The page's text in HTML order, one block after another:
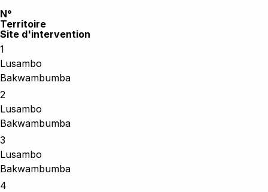
N°
Territoire
Site d'intervention
1
Lusambo
Bakwambumba
2
Lusambo
Bakwambumba
3
Lusambo
Bakwambumba
4